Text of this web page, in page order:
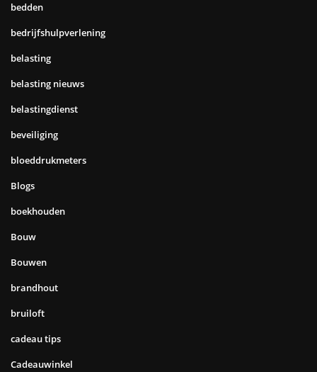
bedden
bedrijfshulpverlening
belasting
belasting nieuws
belastingdienst
beveiliging
bloeddrukmeters
Blogs
boekhouden
Bouw
Bouwen
brandhout
bruiloft
cadeau tips
Cadeauwinkel